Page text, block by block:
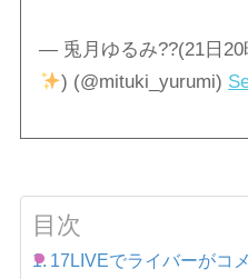
— 兎月ゆるみ??(21日
) (@mituki_yurumi)
目次
17LIVEでライバーがコ